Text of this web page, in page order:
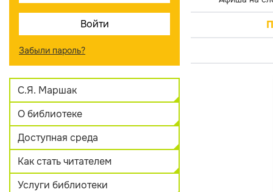
Забыли пароль?
С.Я. Маршак
О библиотеке
Доступная среда
Как стать читателем
Услуги библиотеки